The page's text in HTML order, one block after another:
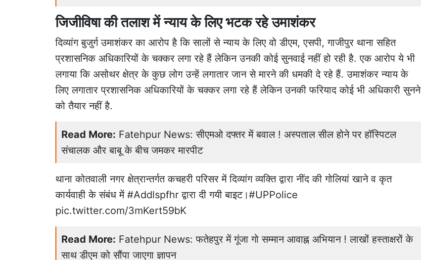
जिजीविषा की तलाश में न्याय के लिए भटक रहे उमाशंकर
दिव्यांगबुजुर्गउमाशंकर का आरोप है कि सालों से न्याय के लिए वो डीएम, एसपी, गाजीपुर थाना सहित
प्रशासनिक अधिकारियों के चक्कर लगा रहे हैं लेकिन उनकी कोई सुनवाई नहीं हो रही है. एक आरोप ये भी
लगाया कि असोथर क्षेत्र के कुछ लोग उन्हें लगातार जान से मारने की धमकी दे रहे हैं. उमाशंकर न्याय के
लिए लगातार प्रशासनिक अधिकारियों के चक्कर लगा रहे हैं लेकिन उनकी फरियाद कोई भी अधिकारी सुनने
को तैयार नहीं है.
Read More: Fatehpur News: सीएमओ दफ्तर में बवाल ! अस्पताल सील होने पर हॉस्पिटल
संचालक और बाबू के बीच जमकर मारपीट
थाना कोतवाली नगर क्षेत्रान्तर्गत कचहरी परिसर में दिव्यांग व्यक्ति द्वारा नींद की गोलियां खाने व कृत
कार्यवाही के संबंध में #Addlspfhr द्वारा दी गयी बाइट।#UPPolice
pic.twitter.com/3mKert59bK
Read More: Fatehpur News: फतेहपुर में गूंजा गो सम्मान आवाह्न अभियान ! लाखों हस्ताक्षरों के
साथ डीएम को सौंपा जाएगा ज्ञापन